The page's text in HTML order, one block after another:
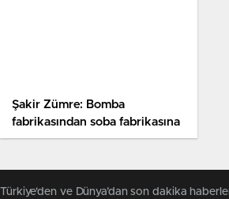
Şakir Zümre: Bomba
fabrikasından soba fabrikasına
Türkiye'den ve Dünya’dan son dakika